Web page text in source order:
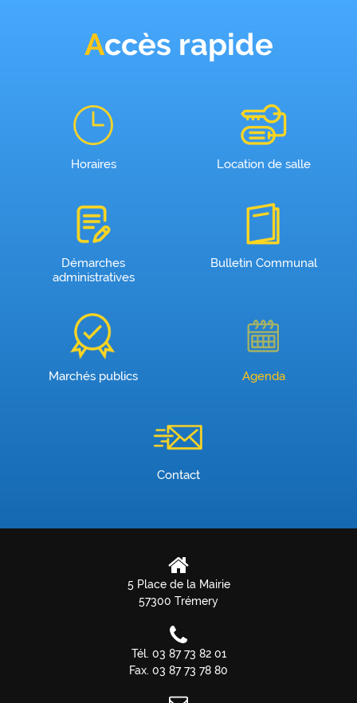
Accès rapide
Horaires Location de salle
Démarches
administratives
Bulletin Communal
Marchés publics Agenda
Contact
5 Place de la Mairie
57300 Trémery
Tél. 03 87 73 82 01
Fax. 03 87 73 78 80